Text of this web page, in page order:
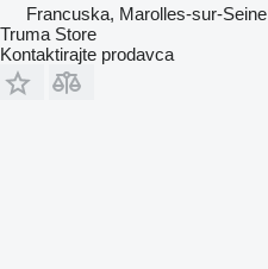
Francuska, Marolles-sur-Seine
Truma Store
Kontaktirajte prodavca